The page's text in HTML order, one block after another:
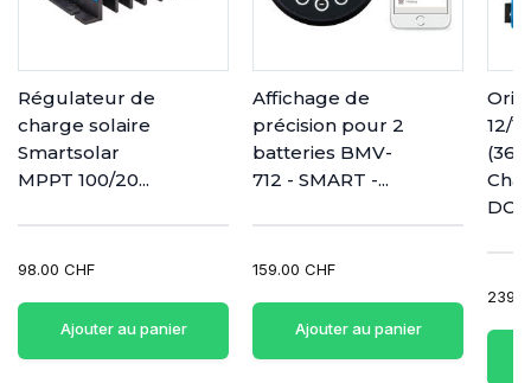
Régulateur de
charge solaire
Smartsolar
MPPT 100/20...
98.00 CHF
Ajouter au panier
Affichage de
précision pour 2
batteries BMV-
712 - SMART -...
159.00 CHF
Ajouter au panier
12/
DC